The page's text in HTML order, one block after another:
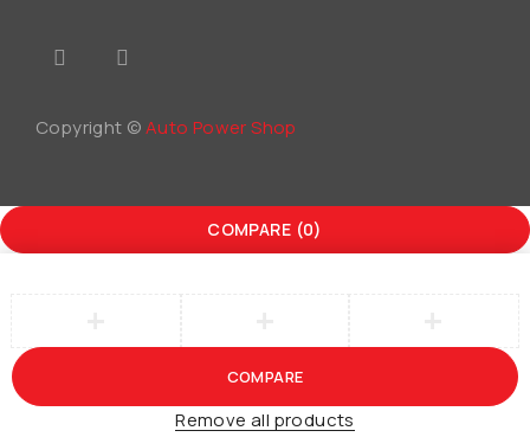
Copyright ©Auto Power Shop
COMPARE (0)
COMPARE
Remove all products